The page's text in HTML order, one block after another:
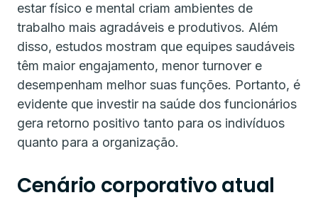
estar físico e mental criam ambientes de
trabalho mais agradáveis e produtivos. Além
disso, estudos mostram que equipes saudáveis
têm maior engajamento, menor turnover e
desempenham melhor suas funções. Portanto, é
evidente que investir na saúde dos funcionários
gera retorno positivo tanto para os indivíduos
quanto para a organização.
Cenário corporativo atual